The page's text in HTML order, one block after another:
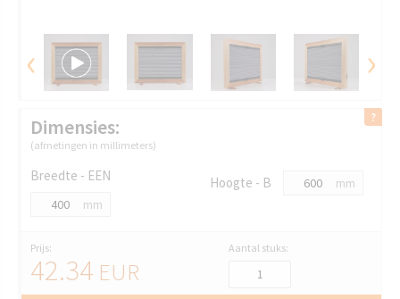
‹ ›
Dimensies:
(afmetingen in millimeters)
Breedte - EEN
mm
Hoogte - B mm
Prijs:
42.34 EUR
Aantal stuks: